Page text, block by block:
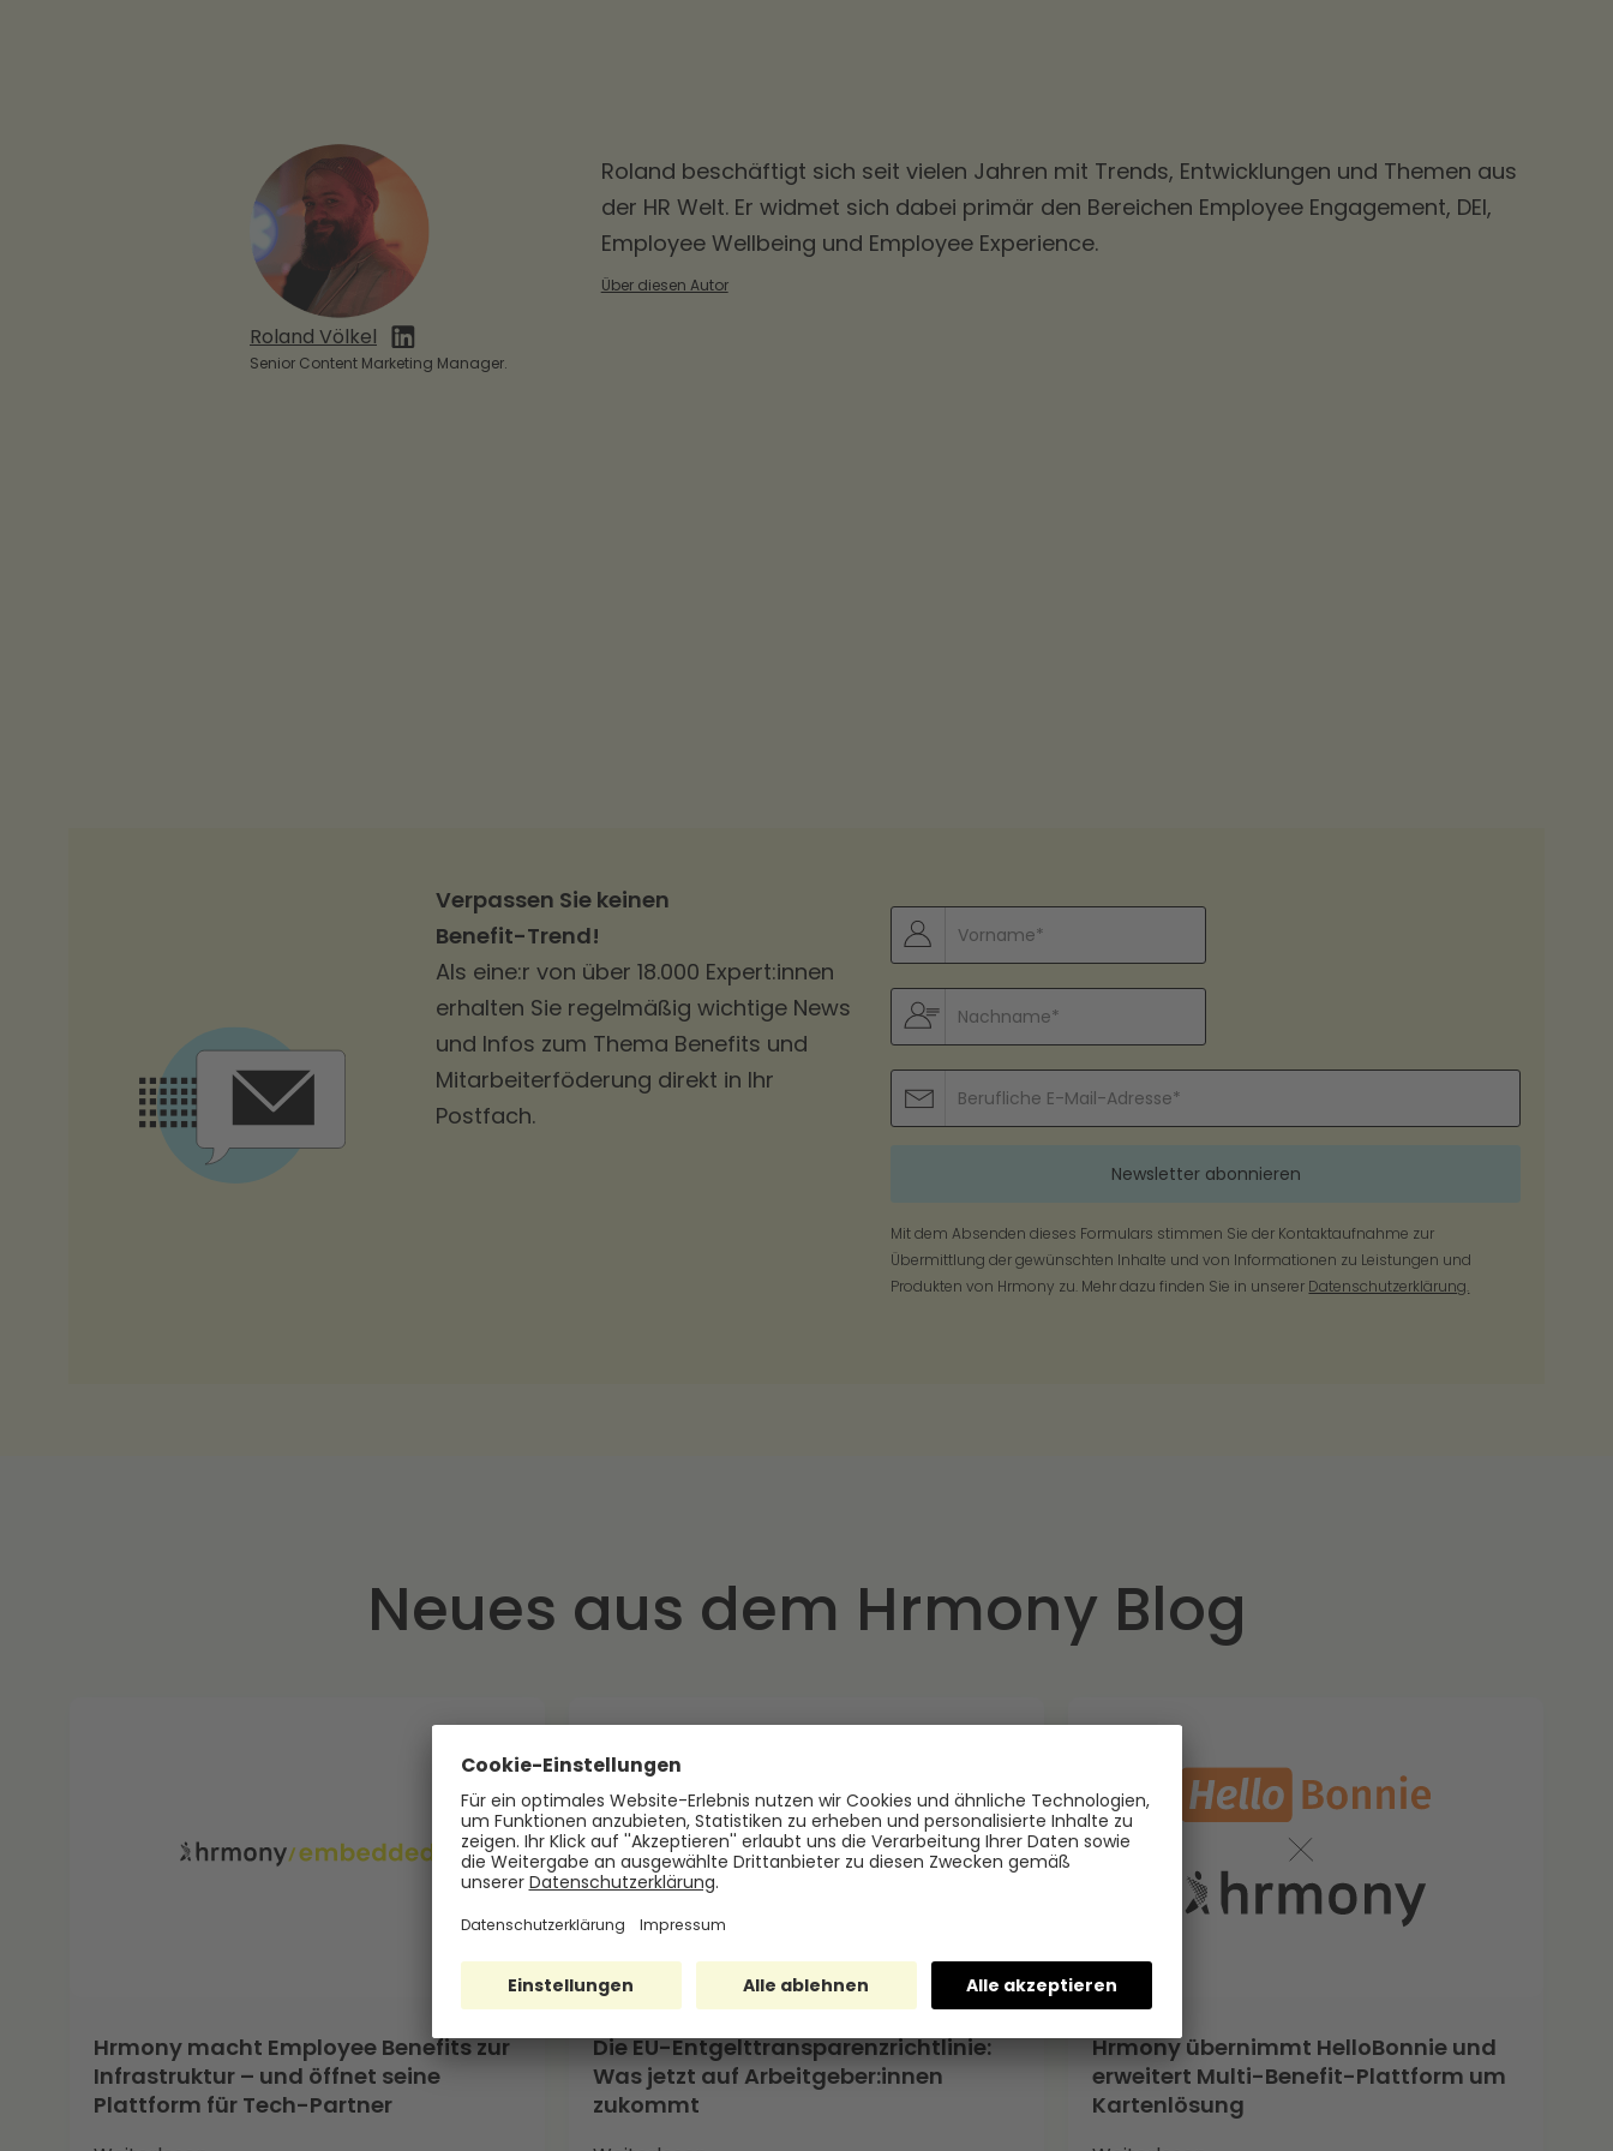
Roland Völkel
Senior Content Marketing Manager.
Roland beschäftigt sich seit vielen Jahren mit Trends, Entwicklungen und Themen aus
der HR Welt. Er widmet sich dabei primär den Bereichen Employee Engagement, DEI,
Employee Wellbeing und Employee Experience.
Über diesen Autor
Verpassen Sie keinen
Benefit-Trend!
Als eine:r von über 18.000 Expert:innen
erhalten Sie regelmäßig wichtige News
und Infos zum Thema Benefits und
Mitarbeiterföderung direkt in Ihr
Postfach.
Mit dem Absenden dieses Formulars stimmen Sie der Kontaktaufnahme zur
Übermittlung der gewünschten Inhalte und von Informationen zu Leistungen und
Produkten von Hrmony zu. Mehr dazu finden Sie in unserer Datenschutzerklärung.
Neues aus dem Hrmony Blog
Hrmony macht Employee Benefits zur
Infrastruktur – und öffnet seine
Plattform für Tech-Partner
Die EU-Entgelttransparenzrichtlinie:
Was jetzt auf Arbeitgeber:innen
zukommt
Hrmony übernimmt HelloBonnie und
erweitert Multi-Benefit-Plattform um
Kartenlösung